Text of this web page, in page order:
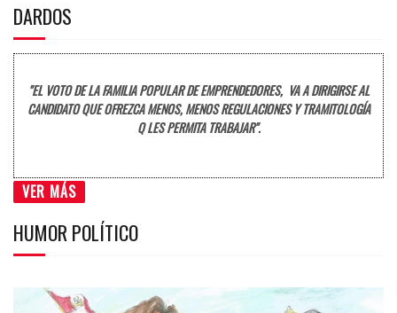
DARDOS
"EL VOTO DE LA FAMILIA POPULAR DE EMPRENDEDORES, VA A DIRIGIRSE AL
CANDIDATO QUE OFREZCA MENOS, MENOS REGULACIONES Y TRAMITOLOGÍA
Q LES PERMITA TRABAJAR".
VER MÁS
HUMOR POLÍTICO